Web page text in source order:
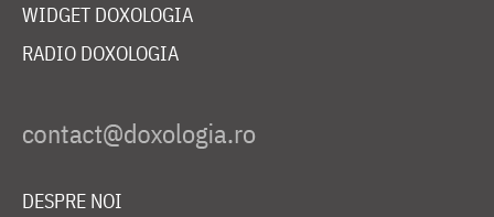
WIDGET DOXOLOGIA
RADIO DOXOLOGIA
DESPRE NOI